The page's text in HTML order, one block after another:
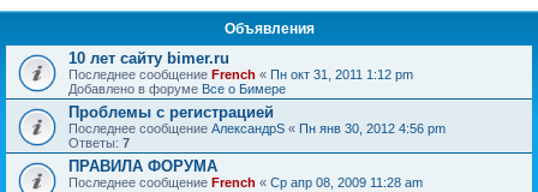
Объявления
10 лет сайту bimer.ru
Последнее сообщение French « Пн окт 31, 2011 1:12 pm
Добавлено в форуме Все о Бимере
Проблемы с регистрацией
Последнее сообщение АлександрS « Пн янв 30, 2012 4:56 pm
Ответы: 7
ПРАВИЛА ФОРУМА
Последнее сообщение French « Ср апр 08, 2009 11:28 am